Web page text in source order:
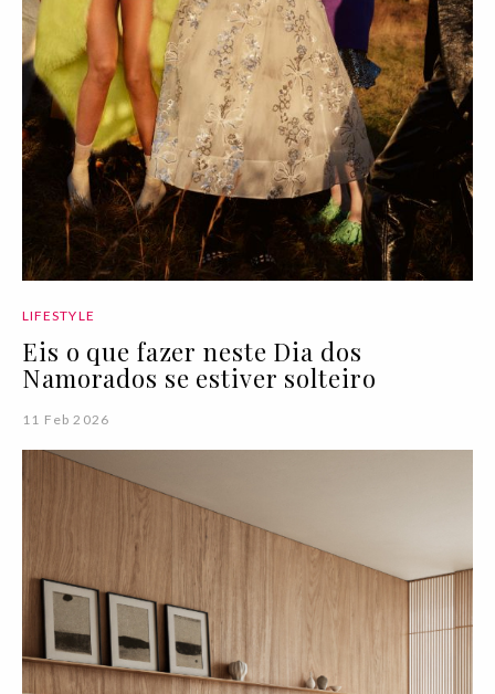
LIFESTYLE
Eis o que fazer neste Dia dos
Namorados se estiver solteiro
11 Feb 2026